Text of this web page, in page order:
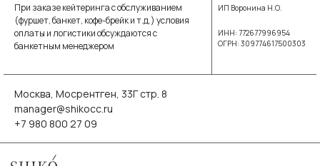
При заказе кейтеринга с обслуживанием
(фуршет, банкет, кофе-брейк и т.д.) условия
оплаты и логистики обсуждаются с
банкетным менеджером
ИП Воронина Н.О.
ИНН: 772677996954
ОГРН: 309774617500303
Москва, Мосрентген, 33Г стр. 8
manager@shikocc.ru
+7 980 800 27 09